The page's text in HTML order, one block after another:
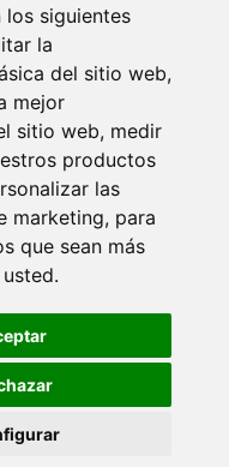
los siguientes
la
del sitio web,
mejor
sitio web, medir
productos
las
marketing, para
que sean más
.
LAS FOTOS
DE ARROW
HISTORIA. EPISODIO 3.
Contacto